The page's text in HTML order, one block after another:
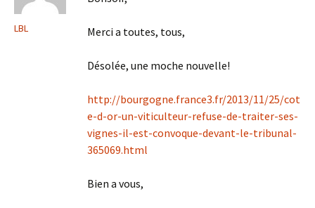
LBL Merci a toutes, tous,
Désolée, une moche nouvelle!
http://bourgogne.france3.fr/2013/11/25/cot
e-d-or-un-viticulteur-refuse-de-traiter-ses-
vignes-il-est-convoque-devant-le-tribunal-
365069.html
Bien a vous,